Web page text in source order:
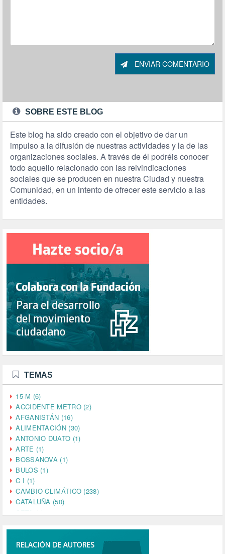
ENVIAR COMENTARIO
SOBRE ESTE BLOG
Este blog ha sido creado con el objetivo de dar un
impulso a la difusión de nuestras actividades y la de las
organizaciones sociales. A través de él podréis conocer
todo aquello relacionado con las reivindicaciones
sociales que se producen en nuestra Ciudad y nuestra
Comunidad, en un intento de ofrecer este servicio a las
entidades.
TEMAS
15-M (6)
ACCIDENTE METRO (2)
AFGANISTÁN (16)
ALIMENTACIÓN (30)
ANTONIO DUATO (1)
ARTE (1)
BOSSANOVA (1)
BULOS (1)
C I (1)
CAMBIO CLIMÁTICO (238)
CATALUÑA (50)
CETA (2)
CINE (35)